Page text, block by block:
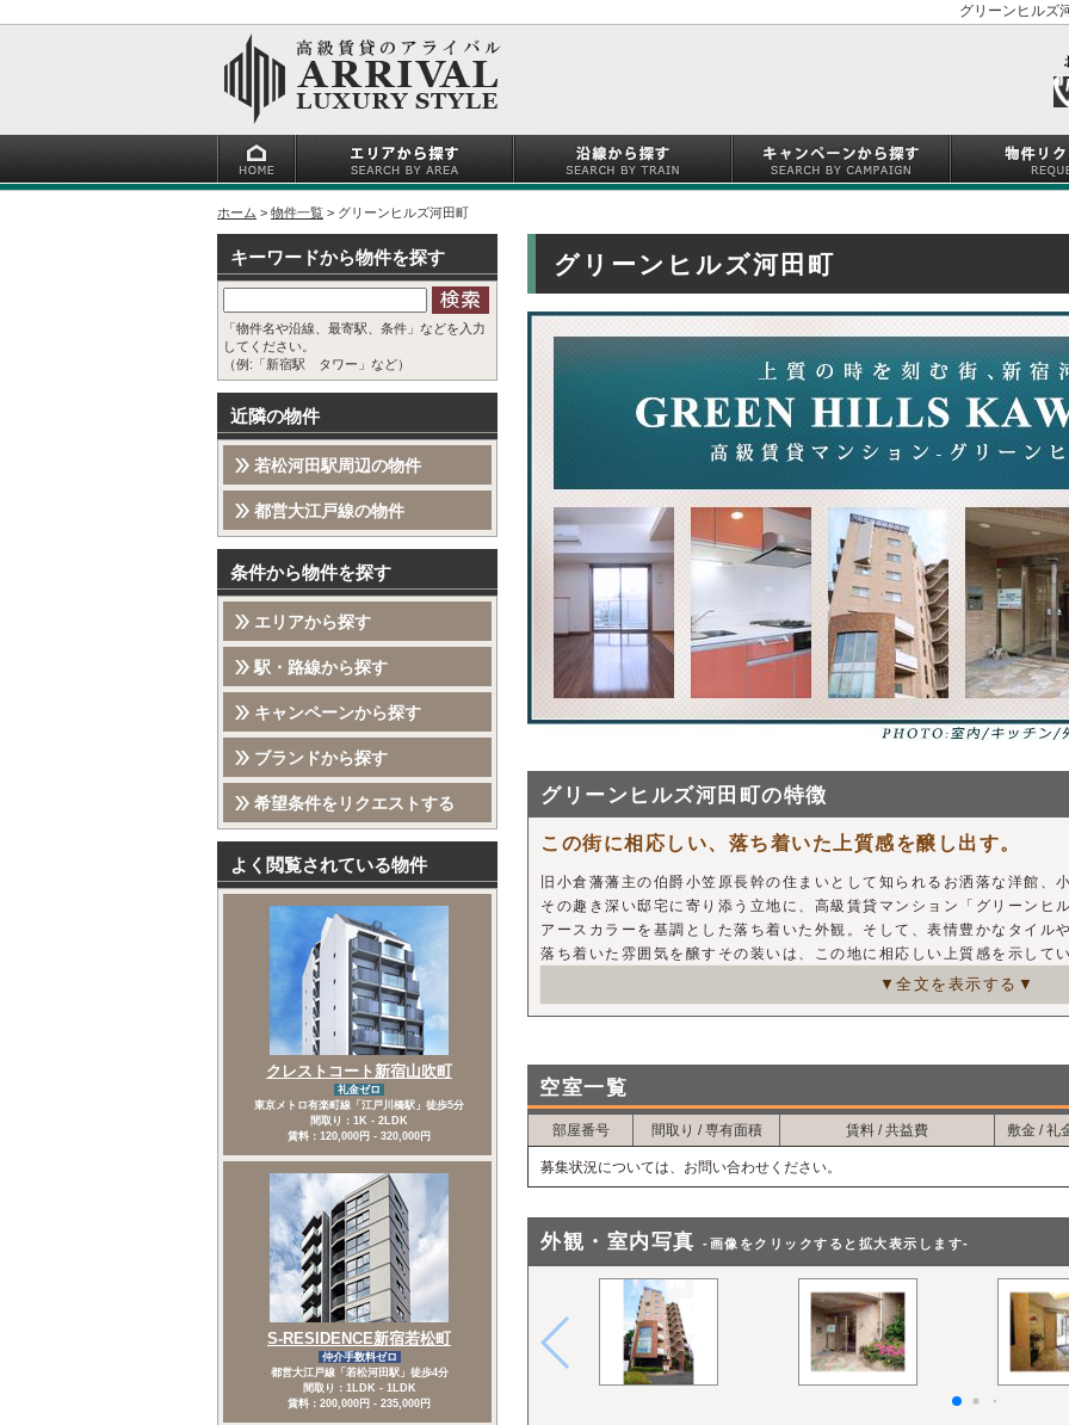
グリーンヒルズ
ホーム 物件一覧 グリーンヒルズ河田町
グリーンヒルズ河田町
グリーンヒルズ河田町の特徴
この街に相応しい、落ち着いた上質感を醸し出す。
旧小倉藩藩主の伯爵小笠原長幹の住まいとして知られるお洒落な洋館、
その趣き深い邸宅に寄り添う立地に、高級賃貸マンション「グリーンヒ
アースカラーを基調とした落ち着いた外観。そして、表情豊かなタイル
落ち着いた雰囲気を醸すその装いは、この地に相応しい上質感を示して
各住戸は、ゆとりある居室と便利な設備・仕様によって、心地の良い生
また、最寄りの若松河田駅へは、現地から徒歩1分。新宿駅にも直通す
駅近のためスーパーやコンビニ、飲食店、金融機関、医療機関なども集
日々のお買物にも便利な暮らしやすい住環境が広がっています。
▼全文を表示する▼
空室一覧
部屋番号 間取り / 専有面積 賃料 / 共益費 敷金 / 礼
募集状況については、お問い合わせください。
外観・室内写真 -画像をクリックすると拡大表示します-
キーワードから物件を探す
「物件名や沿線、最寄駅、条件」などを入力
してください。
（例:「新宿駅 タワー」など）
近隣の物件
若松河田駅周辺の物件
都営大江戸線の物件
条件から物件を探す
エリアから探す
駅・路線から探す
キャンペーンから探す
ブランドから探す
希望条件をリクエストする
よく閲覧されている物件
クレストコート新宿山吹町
礼金ゼロ
東京メトロ有楽町線「江戸川橋駅」徒歩5分
間取り：1K - 2LDK
賃料：120,000円 - 320,000円
S-RESIDENCE新宿若松町
仲介手数料ゼロ
都営大江戸線「若松河田駅」徒歩4分
間取り：1LDK - 1LDK
賃料：200,000円 - 235,000円